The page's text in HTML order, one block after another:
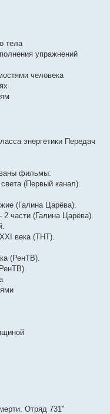
тела
упражнений
человека
энергетики Передач
фильмы:
(Первый канал).
(Галина Царёва).
части (Галина Царёва).
века (ТНТ).
(РенТВ).
Отряд 731"